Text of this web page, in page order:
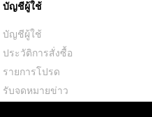
บัญชีผู้ใช้
บัญชีผู้ใช้
ประวัติการสั่งซื้อ
รายการโปรด
รับจดหมายข่าว